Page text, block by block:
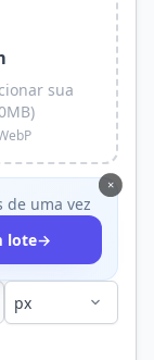
sua
×
de uma vez
lote→